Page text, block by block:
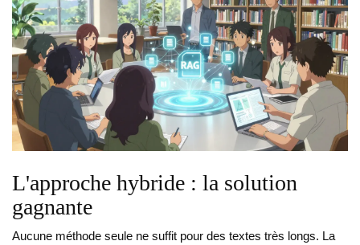
L'approche hybride : la solution
gagnante
Aucune méthode seule ne suffit pour des textes très longs. La